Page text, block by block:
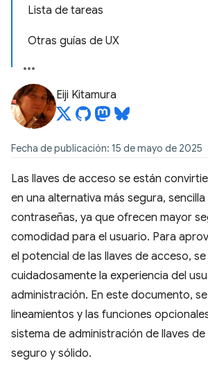
Lista de tareas
Otras guías de UX
Eiji Kitamura
Fecha de publicación: 15 de mayo de 2025
Las llaves de acceso se están
en una alternativa más segura,
contraseñas, ya que ofrecen mayor
comodidad para el usuario. Para
el potencial de las llaves de acceso,
cuidadosamente la experiencia del
administración. En este documento,
lineamientos y las funciones
sistema de administración de llaves
seguro y sólido.